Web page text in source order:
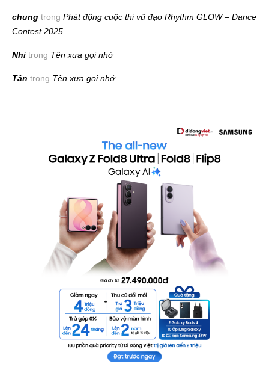
chung trong Phát động cuộc thi vũ đạo Rhythm GLOW – Dance
Contest 2025
Nhi trong Tên xưa gọi nhớ
Tân trong Tên xưa gọi nhớ